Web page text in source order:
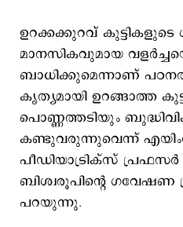
ഉറക്കക്കുറവ് കുട്ടികളുടെ
മാനസികവുമായ
ബാധിക്കുമെന്നാണ്
കൃത്യമായി ഉറങ്ങാത്ത
പൊണ്ണത്തടിയും
കണ്ടുവരുന്നുവെന്ന്
പീഡിയാട്രിക്സ്
ബിശ്വരൂപിന്‍റെ ഗവേഷണ
പറയുന്നു.